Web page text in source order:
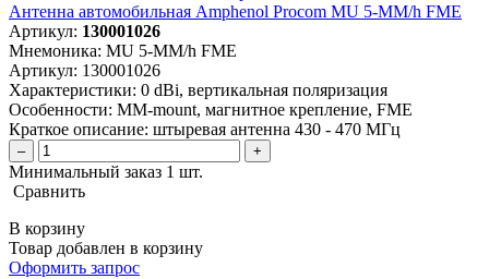
Антенна автомобильная Amphenol Procom MU 5-MM/h FME
Артикул: 130001026
Мнемоника: MU 5-MM/h FME
Артикул: 130001026
Характеристики: 0 dBi, вертикальная поляризация
Особенности: MM-mount, магнитное крепление, FME
Краткое описание: штыревая антенна 430 - 470 МГц
– +
Минимальный заказ 1 шт.
Сравнить
В корзину
Товар добавлен в корзину
Оформить запрос